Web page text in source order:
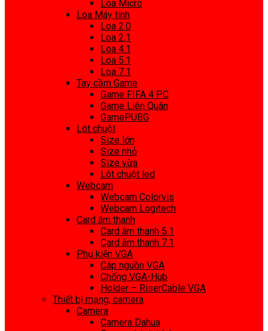
Loa Micro
Loa Máy tính
Loa 2.0
Loa 2.1
Loa 4.1
Loa 5.1
Loa 7.1
Tay cầm Game
Game FIFA 4 PC
Game Liên Quân
GamePUBG
Lót chuột
Size lớn
Size nhỏ
Size vừa
Lót chuột led
Webcam
Webcam Colorvis
Webcam Logitech
Card âm thanh
Card âm thanh 5.1
Card âm thanh 7.1
Phụ kiện VGA
Cáp nguồn VGA
Chống VGA-Hub
Holder – RiserCable VGA
Thiết bị mạng, camera
Camera
Camera Dahua